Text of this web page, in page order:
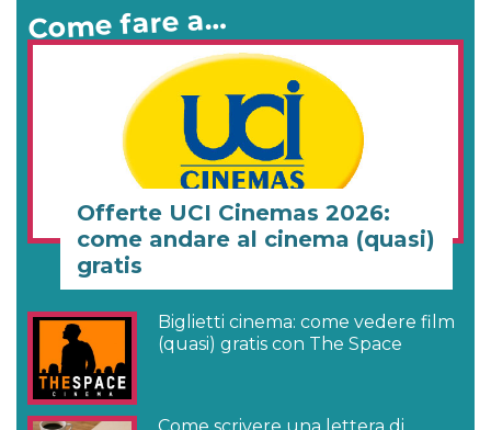
Come fare a…
Offerte UCI Cinemas 2026:
come andare al cinema (quasi)
gratis
Biglietti cinema: come vedere film
(quasi) gratis con The Space
Come scrivere una lettera di